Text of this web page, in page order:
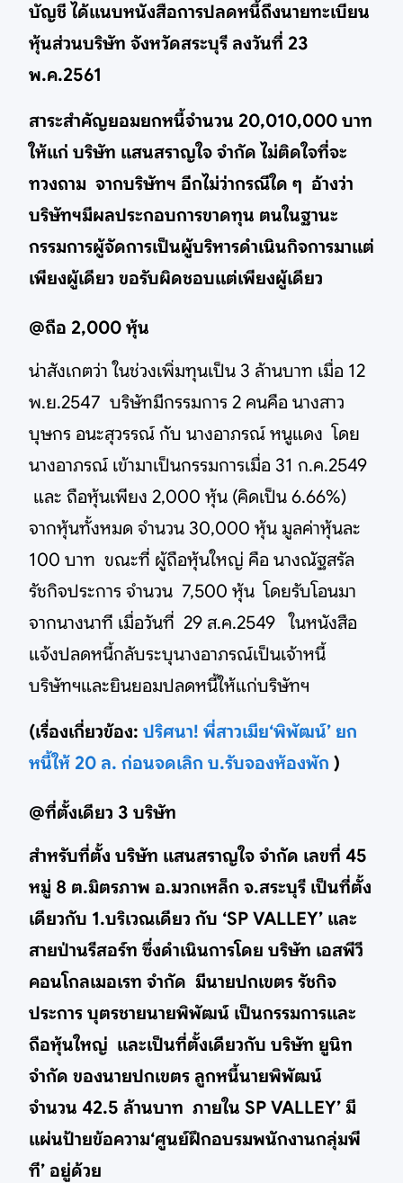
บัญชี ได้แนบหนังสือการปลดหนี้ถึงนายทะเบียน
หุ้นส่วนบริษัท จังหวัดสระบุรี ลงวันที่ 23
พ.ค.2561
สาระสำคัญยอมยกหนี้จำนวน 20,010,000 บาท
ให้แก่ บริษัท แสนสราญใจ จำกัด ไม่ติดใจที่จะ
ทวงถาม จากบริษัทฯ อีกไม่ว่ากรณีใด ๆ อ้างว่า
บริษัทฯมีผลประกอบการขาดทุน ตนในฐานะ
กรรมการผู้จัดการเป็นผู้บริหารดำเนินกิจการมาแต่
เพียงผู้เดียว ขอรับผิดชอบแต่เพียงผู้เดียว
@ถือ 2,000 หุ้น
น่าสังเกตว่า ในช่วงเพิ่มทุนเป็น 3 ล้านบาท เมื่อ 12
พ.ย.2547 บริษัทมีกรรมการ 2 คนคือ นางสาว
บุษกร อนะสุวรรณ์ กับ นางอาภรณ์ หนูแดง โดย
นางอาภรณ์ เข้ามาเป็นกรรมการเมื่อ 31 ก.ค.2549
และ ถือหุ้นเพียง 2,000 หุ้น (คิดเป็น 6.66%)
จากหุ้นทั้งหมด จำนวน 30,000 หุ้น มูลค่าหุ้นละ
100 บาท ขณะที่ ผู้ถือหุ้นใหญ่ คือ นางณัฐสรัล
รัชกิจประการ จำนวน 7,500 หุ้น โดยรับโอนมา
จากนางนาที เมื่อวันที่ 29 ส.ค.2549 ในหนังสือ
แจ้งปลดหนี้กลับระบุนางอาภรณ์เป็นเจ้าหนี้
บริษัทฯและยินยอมปลดหนี้ให้แก่บริษัทฯ
(เรื่องเกี่ยวข้อง: ปริศนา! พี่สาวเมีย‘พิพัฒน์’ ยก
หนี้ให้ 20 ล. ก่อนจดเลิก บ.รับจองห้องพัก )
@ที่ตั้งเดียว 3 บริษัท
สำหรับที่ตั้ง บริษัท แสนสราญใจ จำกัด เลขที่ 45
หมู่ 8 ต.มิตรภาพ อ.มวกเหล็ก จ.สระบุรี เป็นที่ตั้ง
เดียวกับ 1.บริเวณเดียว กับ ‘SP VALLEY’ และ
สายป่านรีสอร์ท ซึ่งดำเนินการโดย บริษัท เอสพีวี
คอนโกลเมอเรท จำกัด มีนายปกเขตร รัชกิจ
ประการ บุตรชายนายพิพัฒน์ เป็นกรรมการและ
ถือหุ้นใหญ่ และเป็นที่ตั้งเดียวกับ บริษัท ยูนิท
จำกัด ของนายปกเขตร ลูกหนี้นายพิพัฒน์
จำนวน 42.5 ล้านบาท ภายใน SP VALLEY’ มี
แผ่นป้ายข้อความ‘ศูนย์ฝึกอบรมพนักงานกลุ่มพี
ที’ อยู่ด้วย